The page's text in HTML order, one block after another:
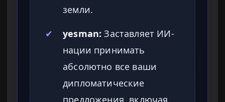
земли.
✔
yesman: Заставляет ИИ-
нации принимать
абсолютно все ваши
дипломатические